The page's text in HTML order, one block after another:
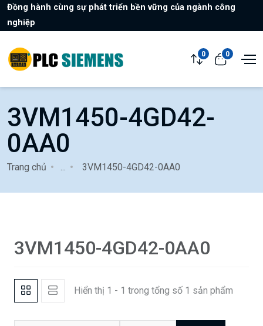
Đồng hành cùng sự phát triển bền vững của ngành công
nghiệp
0 0
3VM1450-4GD42-
0AA0
Trang chủ 3VM1450-4GD42-0AA0
3VM1450-4GD42-0AA0
Hiển thị 1 - 1 trong tổng số 1 sản phẩm